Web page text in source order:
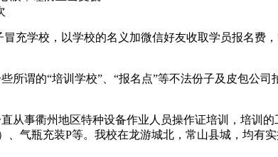
学校，以学校的名义加微信好友收取学员报名费
谓的“培训学校”、“报名点”等不法份子及皮包公
事衢州地区特种设备作业人员操作证培训，培训
、气瓶充装P等。我校在龙游城北，常山县城，均有